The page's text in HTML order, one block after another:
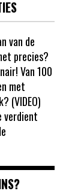
van de
precies?
Van 100
met
(VIDEO)
verdient